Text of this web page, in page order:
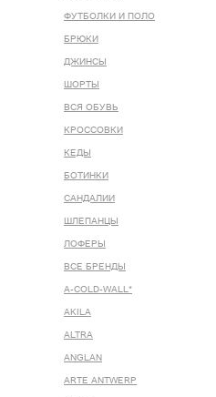
ФУТБОЛКИ И ПОЛО
БРЮКИ
ДЖИНСЫ
ШОРТЫ
ВСЯ ОБУВЬ
КРОССОВКИ
КЕДЫ
БОТИНКИ
САНДАЛИИ
ШЛЕПАНЦЫ
ЛОФЕРЫ
ВСЕ БРЕНДЫ
A-COLD-WALL*
AKILA
ALTRA
ANGLAN
ARTE ANTWERP